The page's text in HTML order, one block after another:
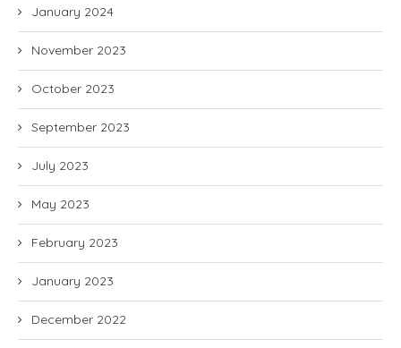
January 2024
November 2023
October 2023
September 2023
July 2023
May 2023
February 2023
January 2023
December 2022